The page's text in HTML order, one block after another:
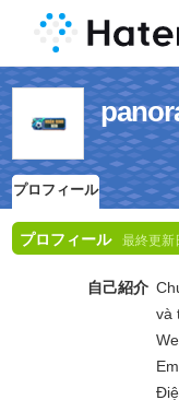
プロフィール
プロフィール 最終更新
自己紹介
và